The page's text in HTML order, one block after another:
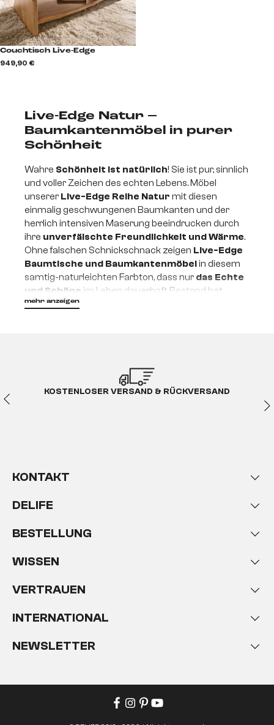
Couchtisch Live-Edge
949,90 €
Live-Edge Natur –
Baumkantenmöbel in purer
Schönheit
Wahre Schönheit ist natürlich! Sie ist pur, sinnlich
und voller Zeichen des echten Lebens. Möbel
unserer Live-Edge Reihe Natur mit diesen
einmalig geschwungenen Baumkanten und der
herrlich intensiven Maserung beeindrucken durch
ihre unverfälschte Freundlichkeit und Wärme.
Ohne falschen Schnickschnack zeigen Live-Edge
Baumtische und Baumkantenmöbelin diesem
samtig-naturleichten Farbton, dass nur das Echte
und Schöne im Leben dauerhaft Bestand hat.
Baumkante - Das ist Live-
Edge Natur
formschönen Baumkante der Akazien entsteht
natürlich geschwungenen Konturen
die sich direkt unter der Rinde befindet und die
Baumes am stärksten widerspiegelt. In der Regel
Fehlkante genannt, keine Verwendung, da sie sich
Schwankungen, etwa in der Dicke, nur schlecht
und unglaublich individuelle Schönheit der
Baumkante macht jedoch aus jedem Möbelstück
ausschließlich das äußerst harte
mehr anzeigen
KOSTENLOSER VERSAND & RÜCKVERSAND
KONTAKT
DELIFE
BESTELLUNG
WISSEN
VERTRAUEN
INTERNATIONAL
NEWSLETTER